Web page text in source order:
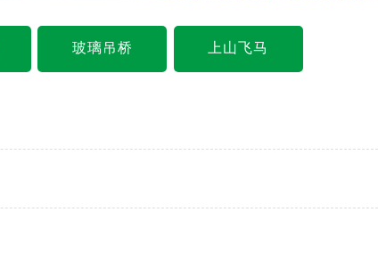
玻璃吊桥 上山飞马